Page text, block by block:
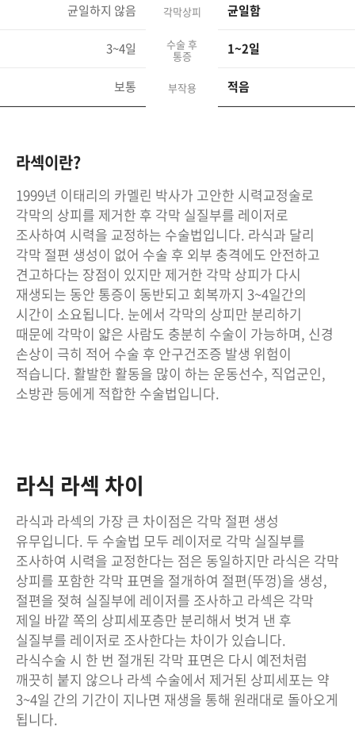
균일하지 않음
3~4일
보통
각막상피
수술 후
통증
부작용
균일함
1~2일
적음
라섹이란?
1999년 이태리의 카멜린 박사가 고안한 시력교정술로
각막의 상피를 제거한 후 각막 실질부를 레이저로
조사하여 시력을 교정하는 수술법입니다. 라식과 달리
각막 절편 생성이 없어 수술 후 외부 충격에도 안전하고
견고하다는 장점이 있지만 제거한 각막 상피가 다시
재생되는 동안 통증이 동반되고 회복까지 3~4일간의
시간이 소요됩니다. 눈에서 각막의 상피만 분리하기
때문에 각막이 얇은 사람도 충분히 수술이 가능하며, 신경
손상이 극히 적어 수술 후 안구건조증 발생 위험이
적습니다. 활발한 활동을 많이 하는 운동선수, 직업군인,
소방관 등에게 적합한 수술법입니다.
라식 라섹 차이
라식과 라섹의 가장 큰 차이점은 각막 절편 생성
유무입니다. 두 수술법 모두 레이저로 각막 실질부를
조사하여 시력을 교정한다는 점은 동일하지만 라식은 각막
상피를 포함한 각막 표면을 절개하여 절편(뚜껑)을 생성,
절편을 젖혀 실질부에 레이저를 조사하고 라섹은 각막
제일 바깥 쪽의 상피세포층만 분리해서 벗겨 낸 후
실질부를 레이저로 조사한다는 차이가 있습니다.
라식수술 시 한 번 절개된 각막 표면은 다시 예전처럼
깨끗히 붙지 않으나 라섹 수술에서 제거된 상피세포는 약
3~4일 간의 기간이 지나면 재생을 통해 원래대로 돌아오게
됩니다.